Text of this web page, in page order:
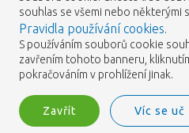
souhlas se všemi nebo některými
Pravidla používání cookies.
S používáním souborů cookie
zavřením tohoto banneru,
pokračováním v prohlížení jinak.
Zavřít Víc se uč